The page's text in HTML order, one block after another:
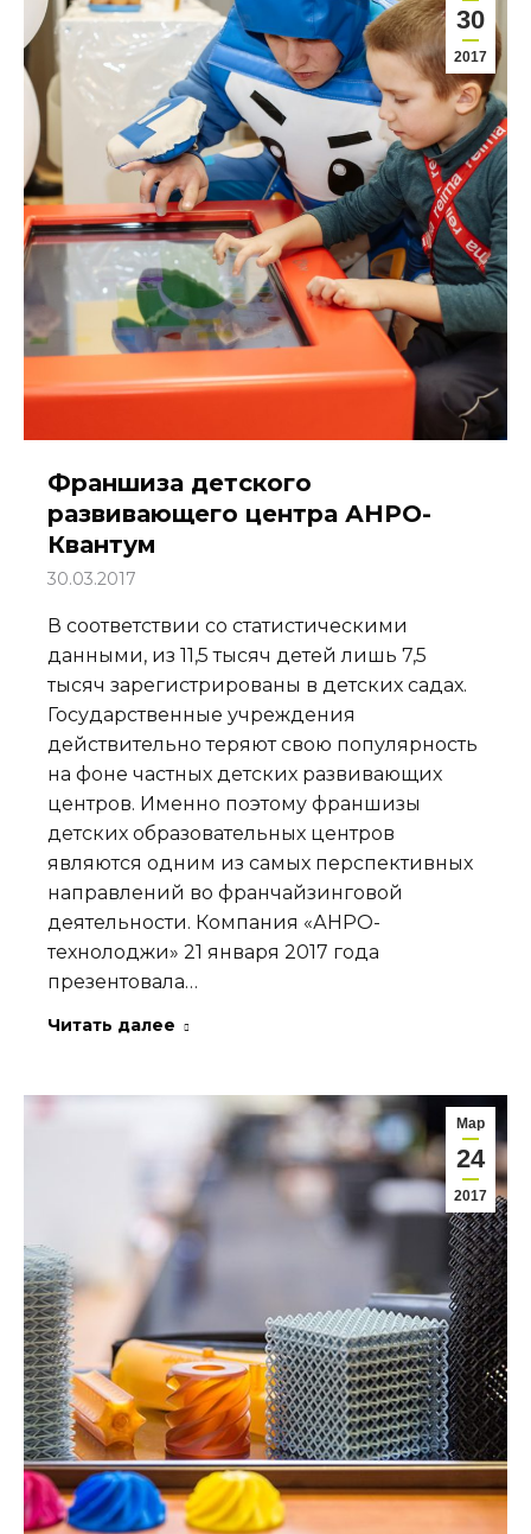
30
2017
Франшиза детского
развивающего центра АНРО-
Квантум
30.03.2017
В соответствии со статистическими
данными, из 11,5 тысяч детей лишь 7,5
тысяч зарегистрированы в детских садах.
Государственные учреждения
действительно теряют свою популярность
на фоне частных детских развивающих
центров. Именно поэтому франшизы
детских образовательных центров
являются одним из самых перспективных
направлений во франчайзинговой
деятельности. Компания «АНРО-
технолоджи» 21 января 2017 года
презентовала…
Читать далее
Мар
24
2017